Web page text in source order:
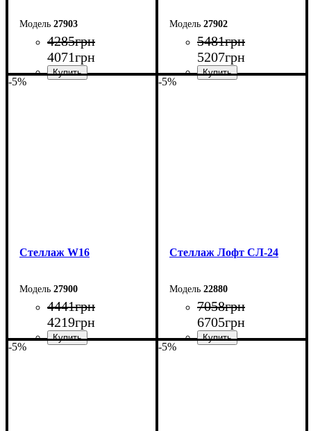
27903
4285грн
4071грн
27902
5481грн
5207грн
-5%
Стеллаж W16
27900
4441грн
4219грн
-5%
Стеллаж Лофт СЛ-24
22880
7058грн
6705грн
-5% -5%